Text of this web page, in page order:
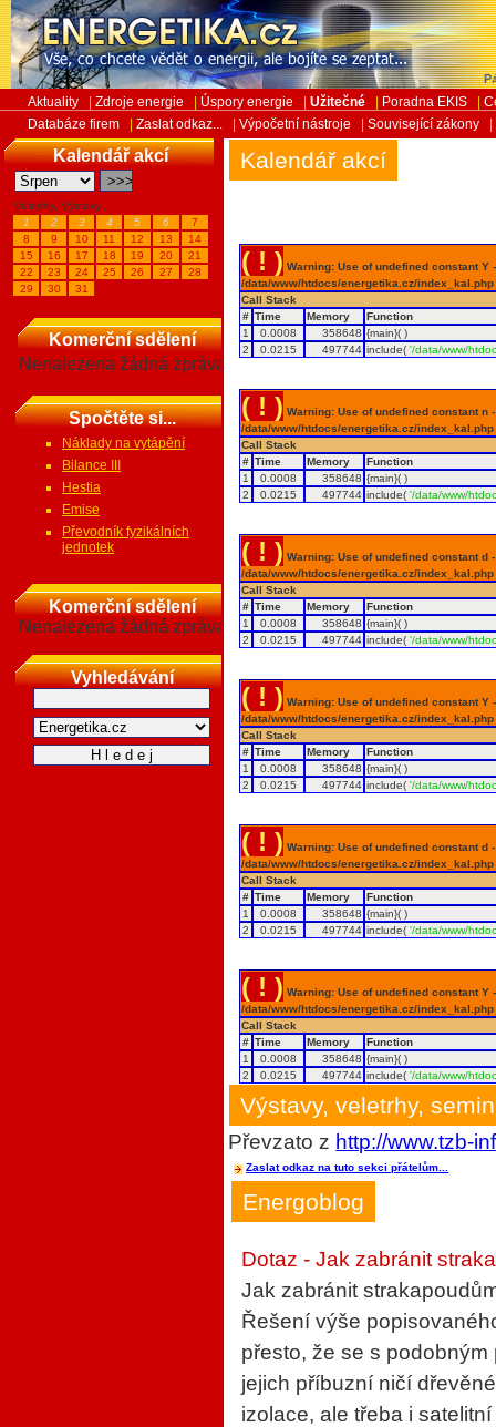
Aktuality Zdroje energie Úspory energie Užitečné Poradna EKIS
Databáze firem
Zaslat odkaz... Výpočetní nástroje Související zákony
Kalendář akcí
Veletrhy, Výstavy...
1
2 3 4 5 6
7
8
9 10 11 12 13
14
15
16 17 18 19 20
21
22
23 24 25 26 27
28
29
30 31
Komerční sdělení
Nenalezena žádná zpráva
Spočtěte si...
Náklady na vytápění
Bilance III
Hestia
Emise
Převodník fyzikálních
jednotek
Komerční sdělení
Nenalezena žádná zpráva
Vyhledávání
Kalendář akcí
( ! ) Warning: Use of undefined constant
/data/www/htdocs/energetika.cz/
Call Stack
# Time Memory
Function
1
0.0008 358648 {main}( )
2
0.0215 497744 include('/data/www/
( ! ) Warning: Use of undefined constant
/data/www/htdocs/energetika.cz/
Call Stack
# Time Memory
Function
1
0.0008 358648 {main}( )
2
0.0215 497744 include('/data/www/
( ! ) Warning: Use of undefined constant
/data/www/htdocs/energetika.cz/
Call Stack
# Time Memory
Function
1
0.0008 358648 {main}( )
2
0.0215 497744 include('/data/www/
( ! ) Warning: Use of undefined constant
/data/www/htdocs/energetika.cz/
Call Stack
# Time Memory
Function
1
0.0008 358648 {main}( )
2
0.0215 497744 include('/data/www/
( ! ) Warning: Use of undefined constant
/data/www/htdocs/energetika.cz/
Call Stack
# Time Memory
Function
1
0.0008 358648 {main}( )
2
0.0215 497744 include('/data/www/
( ! ) Warning: Use of undefined constant
/data/www/htdocs/energetika.cz/
Call Stack
# Time Memory
Function
1
0.0008 358648 {main}( )
2
0.0215 497744 include('/data/www/
Výstavy, veletrhy,
Převzato z http://www.tzb-
Zaslat odkaz na tuto sekci přátelům...
Energoblog
Dotaz - Jak zabránit
Jak zabránit
Řešení výše
přesto, že se s
jejich příbuzní ničí
izolace, ale třeba i